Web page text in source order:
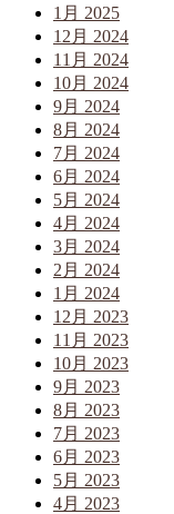
1月 2025
12月 2024
11月 2024
10月 2024
9月 2024
8月 2024
7月 2024
6月 2024
5月 2024
4月 2024
3月 2024
2月 2024
1月 2024
12月 2023
11月 2023
10月 2023
9月 2023
8月 2023
7月 2023
6月 2023
5月 2023
4月 2023